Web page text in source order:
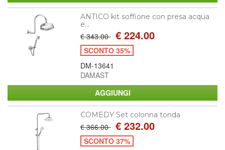
ANTICO kit soffione con presa acqua
e...
€ 343.00 € 224.00
SCONTO 35%
DM-13641
DAMAST
COMEDY Set colonna tonda
€ 366.00 € 232.00
SCONTO 37%